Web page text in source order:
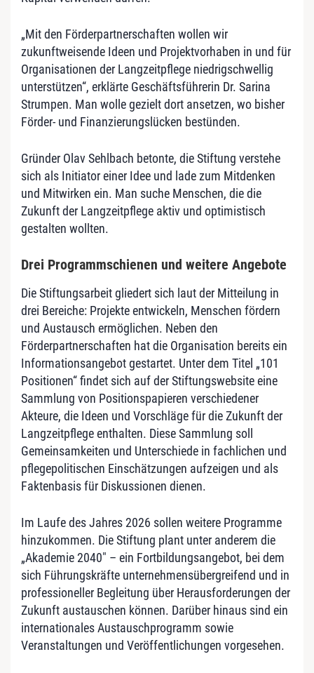
„Mit den Förderpartnerschaften wollen wir
zukunftweisende Ideen und Projektvorhaben in und für
Organisationen der Langzeitpflege niedrigschwellig
unterstützen“, erklärte Geschäftsführerin Dr. Sarina
Strumpen. Man wolle gezielt dort ansetzen, wo bisher
Förder- und Finanzierungslücken bestünden.
Gründer Olav Sehlbach betonte, die Stiftung verstehe
sich als Initiator einer Idee und lade zum Mitdenken
und Mitwirken ein. Man suche Menschen, die die
Zukunft der Langzeitpflege aktiv und optimistisch
gestalten wollten.
Drei Programmschienen und weitere Angebote
Die Stiftungsarbeit gliedert sich laut der Mitteilung in
drei Bereiche: Projekte entwickeln, Menschen fördern
und Austausch ermöglichen. Neben den
Förderpartnerschaften hat die Organisation bereits ein
Informationsangebot gestartet. Unter dem Titel „101
Positionen“ findet sich auf der Stiftungswebsite eine
Sammlung von Positionspapieren verschiedener
Akteure, die Ideen und Vorschläge für die Zukunft der
Langzeitpflege enthalten. Diese Sammlung soll
Gemeinsamkeiten und Unterschiede in fachlichen und
pflegepolitischen Einschätzungen aufzeigen und als
Faktenbasis für Diskussionen dienen.
Im Laufe des Jahres 2026 sollen weitere Programme
hinzukommen. Die Stiftung plant unter anderem die
„Akademie 2040″ – ein Fortbildungsangebot, bei dem
sich Führungskräfte unternehmensübergreifend und in
professioneller Begleitung über Herausforderungen der
Zukunft austauschen können. Darüber hinaus sind ein
internationales Austauschprogramm sowie
Veranstaltungen und Veröffentlichungen vorgesehen.